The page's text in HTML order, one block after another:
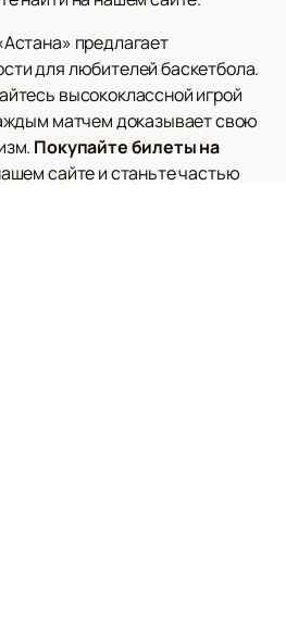
предлагает
для любителей баскетбола.
высококлассной игрой
матчем доказывает свою
Покупайте билеты на
сайте и станьте частью